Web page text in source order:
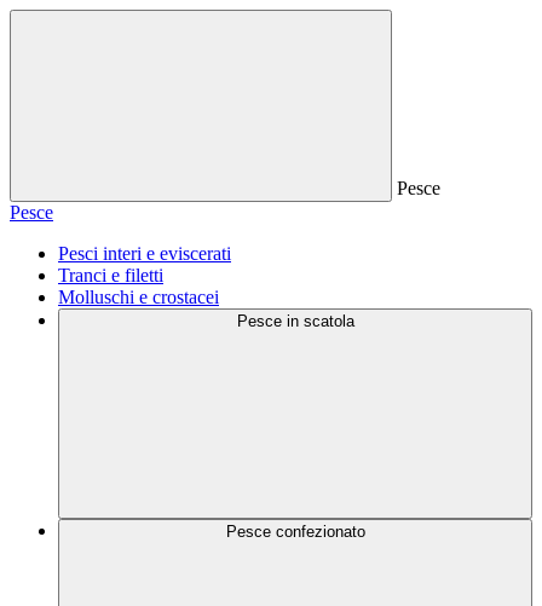
Pesce
Pesce
Pesci interi e eviscerati
Tranci e filetti
Molluschi e crostacei
Pesce in scatola
Pesce confezionato